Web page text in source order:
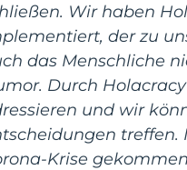
Wir haben
der zu
das Menschliche
Durch
und wir
treffen.
Krise